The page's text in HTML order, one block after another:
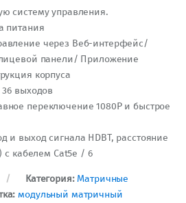
систему управления.
питания
через Веб-интерфейс/
панели/ Приложение
корпуса
выходов
переключение 1080P и быстрое
и выход сигнала HDBT, расстояние
с кабелем Cat5e / 6
Категория: Матричные
модульный матричный